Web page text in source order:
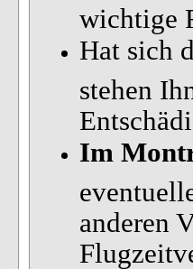
wichtige
Hat sich
stehen
Im
anderen